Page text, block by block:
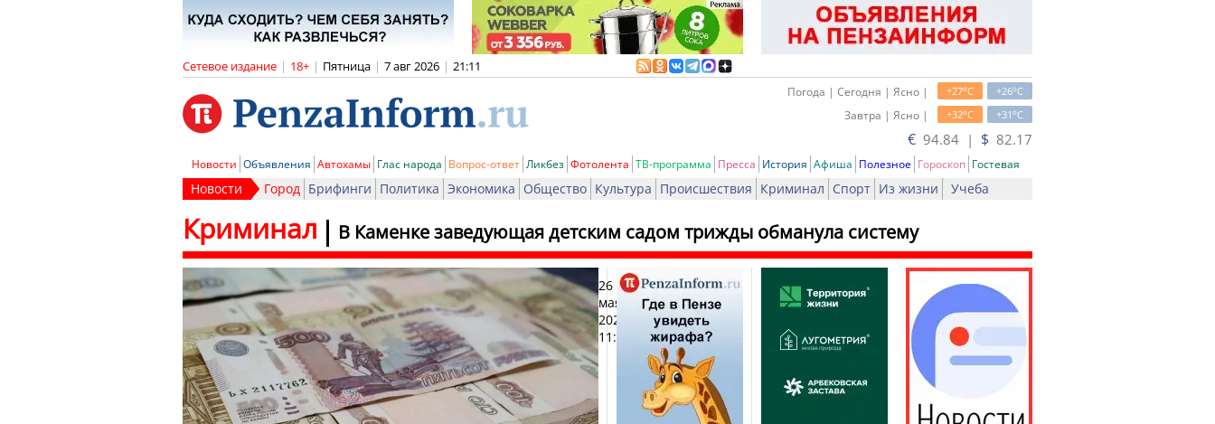
Сетевое издание | 18+ | Пятница | 7 авг 2026 | 21:11
+26oC
+27oC
Погода | Сегодня | Ясно |
+31oC
+32oC
Завтра | Ясно |
€ 94.84 | $ 82.17
Новости Объявления Автохамы Глас народа Вопрос-ответ Ликбез Фотолента ТВ-программа Пресса История Афиша Полезное Гороскоп Гостевая
Новости Город Брифинги Политика Экономика Общество Культура Происшествия Криминал Спорт Из жизни Учеба
В Каменке заведующая детским садом трижды обманула систему
Криминал
26
мая
2023,
11:37
Печать